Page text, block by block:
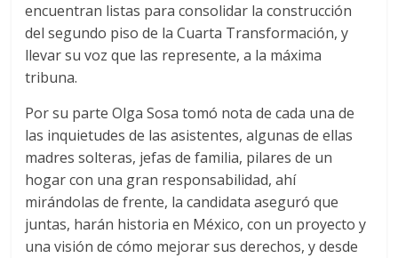
encuentran listas para consolidar la construcción
del segundo piso de la Cuarta Transformación, y
llevar su voz que las represente, a la máxima
tribuna.
Por su parte Olga Sosa tomó nota de cada una de
las inquietudes de las asistentes, algunas de ellas
madres solteras, jefas de familia, pilares de un
hogar con una gran responsabilidad, ahí
mirándolas de frente, la candidata aseguró que
juntas, harán historia en México, con un proyecto y
una visión de cómo mejorar sus derechos, y desde